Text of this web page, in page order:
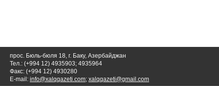
прос. Бюль-бюля 18, г. Баку, Азербайджан
Тел.: (+994 12) 4935903; 4935964
Факс: (+994 12) 4930280
E-mail: info@xalqqazeti.com; xalqqazeti@gmail.com